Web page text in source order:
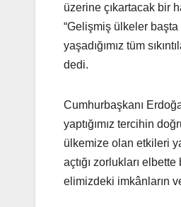
üzerine çıkartacak bir
“Gelişmiş ülkeler
yaşadığımız tüm
dedi.
Cumhurbaşkanı
yaptığımız tercihin
ülkemize olan etkileri
açtığı zorlukları
elimizdeki imkânların